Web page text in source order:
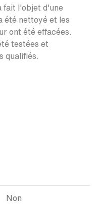
fait l'objet d'une
été nettoyé et les
ont été effacées.
testées et
qualifiés.
Non